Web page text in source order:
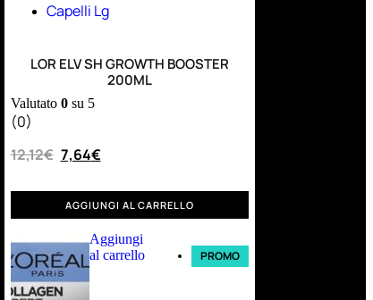
Capelli Lg
LOR ELV SH GROWTH BOOSTER
200ML
Valutato 0su 5
(0)
12,12€ 7,64€
AGGIUNGI AL CARRELLO
Aggiungi
al carrello
PROMO